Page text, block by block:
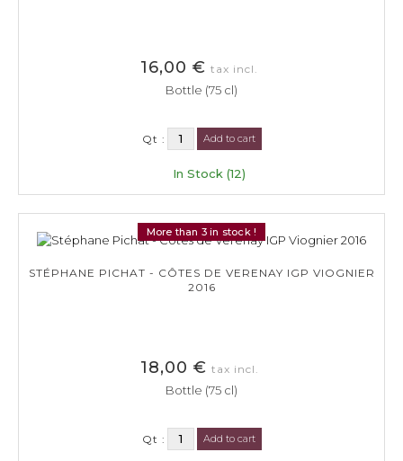
16,00 € tax incl.
Bottle (75 cl)
Qt : Add to cart
In Stock (12)
More than 3 in stock !
STÉPHANE PICHAT - CÔTES DE VERENAY IGP VIOGNIER
2016
18,00 € tax incl.
Bottle (75 cl)
Qt : Add to cart